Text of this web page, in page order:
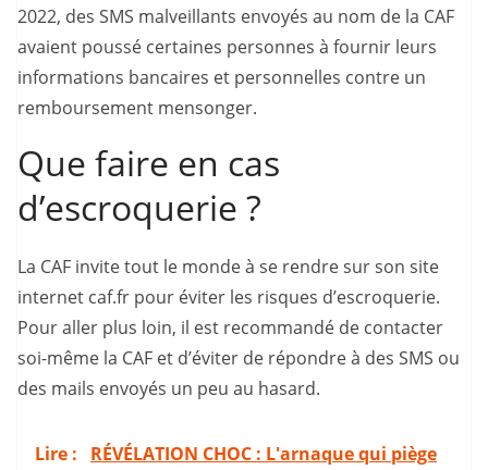
2022, des SMS malveillants envoyés au nom de la CAF
avaient poussé certaines personnes à fournir leurs
informations bancaires et personnelles contre un
remboursement mensonger.
Que faire en cas
d’escroquerie ?
La CAF invite tout le monde à se rendre sur son site
internet caf.fr pour éviter les risques d’escroquerie.
Pour aller plus loin, il est recommandé de contacter
soi-même la CAF et d’éviter de répondre à des SMS ou
des mails envoyés un peu au hasard.
Lire :
RÉVÉLATION CHOC : L'arnaque qui piège